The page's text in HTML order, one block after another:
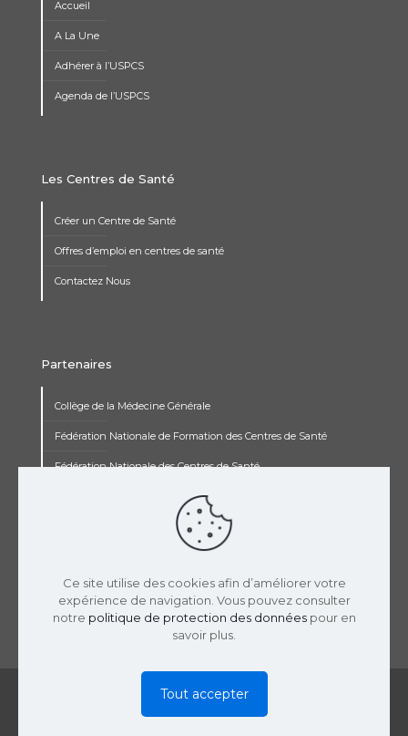
Accueil
A La Une
Adhérer à l’USPCS
Agenda de l’USPCS
Les Centres de Santé
Créer un Centre de Santé
Offres d’emploi en centres de santé
Contactez Nous
Partenaires
Collège de la Médecine Générale
Fédération Nationale de Formation des Centres de Santé
Fédération Nationale des Centres de Santé
Institut de Recherche Jean François Rey
© 2019 USPCS | Réalisation :LaTooperie
Ce site utilise des cookies afin d’améliorer votre
expérience de navigation. Vous pouvez consulter
notre politique de protection des donnéespour en
savoir plus.
Tout accepter